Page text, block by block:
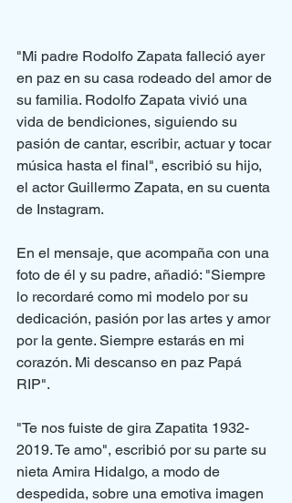
"Mi padre Rodolfo Zapata falleció ayer
en paz en su casa rodeado del amor de
su familia. Rodolfo Zapata vivió una
vida de bendiciones, siguiendo su
pasión de cantar, escribir, actuar y tocar
música hasta el final", escribió su hijo,
el actor Guillermo Zapata, en su cuenta
de Instagram.
En el mensaje, que acompaña con una
foto de él y su padre, añadió: "Siempre
lo recordaré como mi modelo por su
dedicación, pasión por las artes y amor
por la gente. Siempre estarás en mi
corazón. Mi descanso en paz Papá
RIP".
"Te nos fuiste de gira Zapatita 1932-
2019. Te amo", escribió por su parte su
nieta Amira Hidalgo, a modo de
despedida, sobre una emotiva imagen